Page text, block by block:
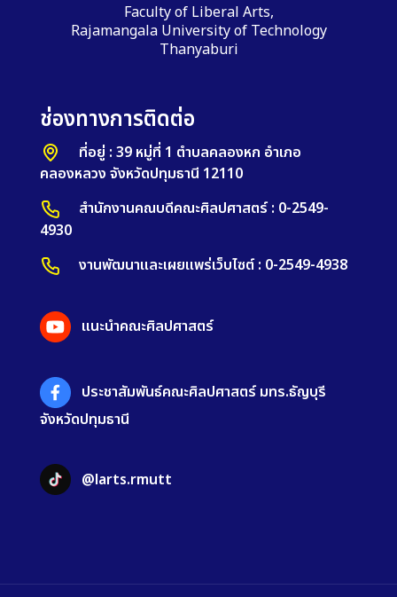
Faculty of Liberal Arts,
Rajamangala University of Technology
Thanyaburi
ช่องทางการติดต่อ
ที่อยู่ : 39 หมู่ที่ 1 ตำบลคลองหก อำเภอ
คลองหลวง จังหวัดปทุมธานี 12110
สำนักงานคณบดีคณะศิลปศาสตร์ : 0-2549-
4930
งานพัฒนาและเผยแพร่เว็บไซต์ : 0-2549-4938
แนะนำคณะศิลปศาสตร์
ประชาสัมพันธ์คณะศิลปศาสตร์ มทร.ธัญบุรี
จังหวัดปทุมธานี
@larts.rmutt